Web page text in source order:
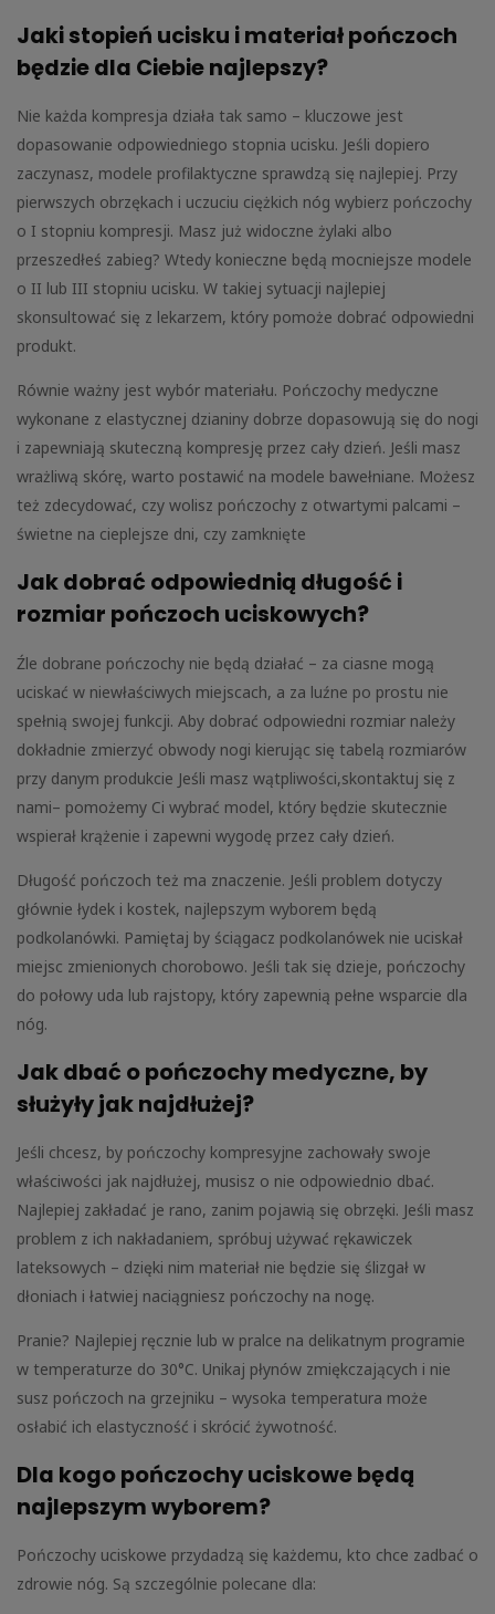
Jaki stopień ucisku i materiał pończoch
będzie dla Ciebie najlepszy?
Nie każda kompresja działa tak samo – kluczowe jest
dopasowanie odpowiedniego stopnia ucisku. Jeśli dopiero
zaczynasz, modele profilaktyczne sprawdzą się najlepiej. Przy
pierwszych obrzękach i uczuciu ciężkich nóg wybierz pończochy
o I stopniu kompresji. Masz już widoczne żylaki albo
przeszedłeś zabieg? Wtedy konieczne będą mocniejsze modele
o II lub III stopniu ucisku. W takiej sytuacji najlepiej
skonsultować się z lekarzem, który pomoże dobrać odpowiedni
produkt.
Równie ważny jest wybór materiału. Pończochy medyczne
wykonane z elastycznej dzianiny dobrze dopasowują się do nogi
i zapewniają skuteczną kompresję przez cały dzień. Jeśli masz
wrażliwą skórę, warto postawić na modele bawełniane. Możesz
też zdecydować, czy wolisz pończochy z otwartymi palcami –
świetne na cieplejsze dni, czy zamknięte
Jak dobrać odpowiednią długość i
rozmiar pończoch uciskowych?
Źle dobrane pończochy nie będą działać – za ciasne mogą
uciskać w niewłaściwych miejscach, a za luźne po prostu nie
spełnią swojej funkcji. Aby dobrać odpowiedni rozmiar należy
dokładnie zmierzyć obwody nogi kierując się tabelą rozmiarów
przy danym produkcie Jeśli masz wątpliwości,skontaktuj się z
nami– pomożemy Ci wybrać model, który będzie skutecznie
wspierał krążenie i zapewni wygodę przez cały dzień.
Długość pończoch też ma znaczenie. Jeśli problem dotyczy
głównie łydek i kostek, najlepszym wyborem będą
podkolanówki. Pamiętaj by ściągacz podkolanówek nie uciskał
miejsc zmienionych chorobowo. Jeśli tak się dzieje, pończochy
do połowy uda lub rajstopy, który zapewnią pełne wsparcie dla
nóg.
Jak dbać o pończochy medyczne, by
służyły jak najdłużej?
Jeśli chcesz, by pończochy kompresyjne zachowały swoje
właściwości jak najdłużej, musisz o nie odpowiednio dbać.
Najlepiej zakładać je rano, zanim pojawią się obrzęki. Jeśli masz
problem z ich nakładaniem, spróbuj używać rękawiczek
lateksowych – dzięki nim materiał nie będzie się ślizgał w
dłoniach i łatwiej naciągniesz pończochy na nogę.
Pranie? Najlepiej ręcznie lub w pralce na delikatnym programie
w temperaturze do 30°C. Unikaj płynów zmiękczających i nie
susz pończoch na grzejniku – wysoka temperatura może
osłabić ich elastyczność i skrócić żywotność.
Dla kogo pończochy uciskowe będą
najlepszym wyborem?
Pończochy uciskowe przydadzą się każdemu, kto chce zadbać o
zdrowie nóg. Są szczególnie polecane dla: